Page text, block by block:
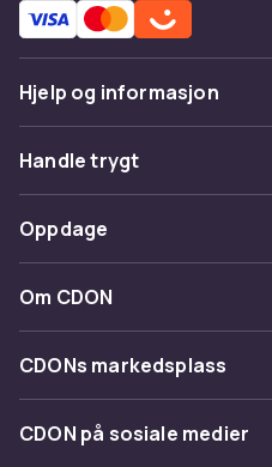
Hjelp og informasjon
Vanlige spørsmål
Spor pakke
Angre & returner her
Kontakt oss
Handle trygt
Betaling
Levering
Tilbakekallinger
Oppdage
Kategorier
Varemerker
Om CDON
Om oss
Kundeanmeldelser
Jobbe på CDON
CDONs markedsplass
Merchant Help Center
CDON på sosiale medier